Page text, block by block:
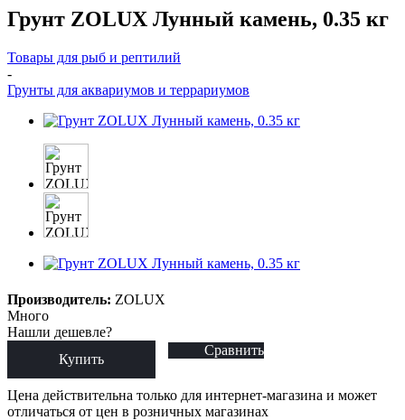
Грунт ZOLUX Лунный камень, 0.35 кг
Товары для рыб и рептилий
-
Грунты для аквариумов и террариумов
Производитель: ZOLUX
Много
Нашли дешевле?
Купить
Сравнить
Цена действительна только для интернет-магазина и может
отличаться от цен в розничных магазинах